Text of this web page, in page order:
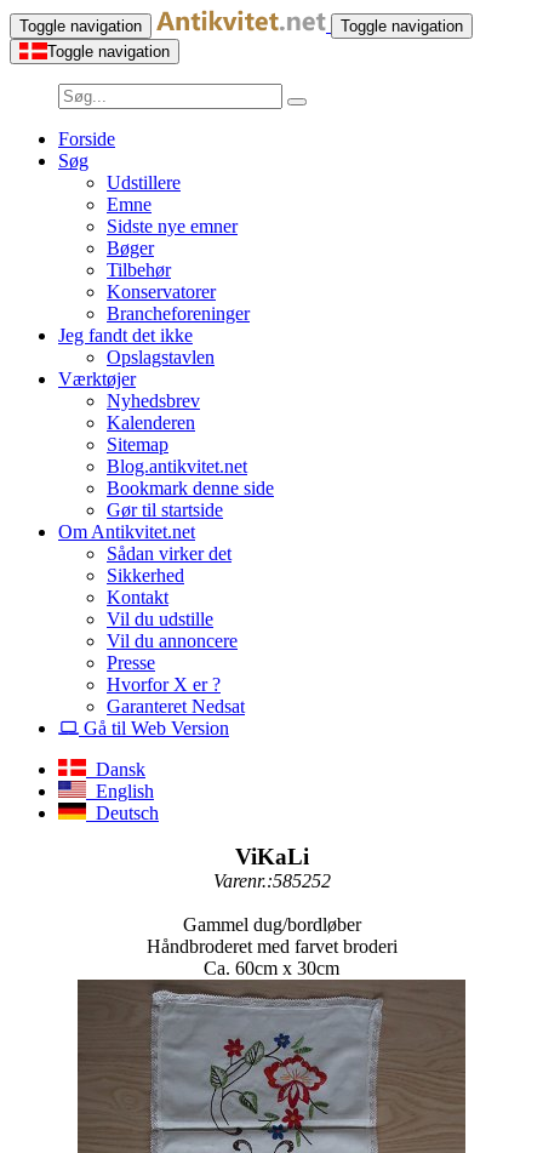
Toggle navigation
Toggle navigation
Toggle navigation
Forside
Søg
Udstillere
Emne
Sidste nye emner
Bøger
Tilbehør
Konservatorer
Brancheforeninger
Jeg fandt det ikke
Opslagstavlen
Værktøjer
Nyhedsbrev
Kalenderen
Sitemap
Blog.antikvitet.net
Bookmark denne side
Gør til startside
Om Antikvitet.net
Sådan virker det
Sikkerhed
Kontakt
Vil du udstille
Vil du annoncere
Presse
Hvorfor X er ?
Garanteret Nedsat
Gå til Web Version
Dansk
English
Deutsch
ViKaLi
Varenr.:585252
Gammel dug/bordløber
Håndbroderet med farvet broderi
Ca. 60cm x 30cm